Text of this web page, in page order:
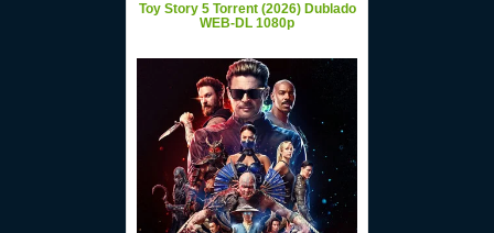
Toy Story 5 Torrent (2026) Dublado
WEB-DL 1080p